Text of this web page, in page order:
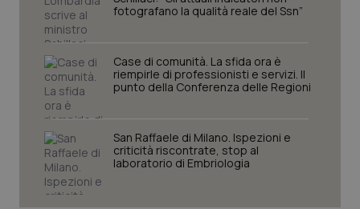
fotografano la qualità reale del Ssn”
Case di comunità. La sfida ora è
riempirle di professionisti e servizi. Il
punto della Conferenza delle Regioni
San Raffaele di Milano. Ispezioni e
criticità riscontrate, stop al
laboratorio di Embriologia
I cookie necessari contribuiscono a rendere fruibile il
sito web abilitandone funzionalità di base quali la
navigazione sulle pagine e l'accesso alle aree
funzionare correttamente senza questi cookie.
Nome
Fornitore/Dominio